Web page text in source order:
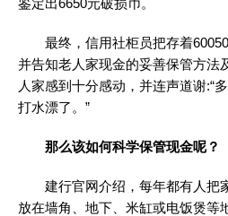
鉴定出6650元破损币。
最终，信用社柜员把存着60050
并告知老人家现金的妥善保管方法
人家感到十分感动，并连声道谢:“
打水漂了。”
那么该如何科学保管现金呢？
建行官网介绍，每年都有人把
放在墙角、地下、米缸或电饭煲等